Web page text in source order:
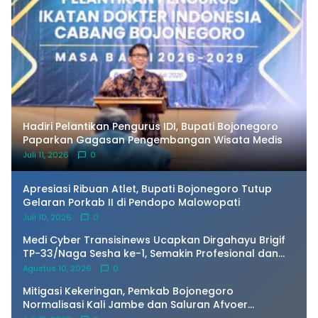
​Hadiri Pelantikan Pengurus IDI, Bupati Bojonegoro
Paparkan Gagasan Pengembangan Wisata Medis
Juli 11, 2026 0
Apresiasi Ribuan Atlet, Bupati Bojonegoro Tutup
Gelaran Porkab II di Pendopo Malowopati
Juli 10, 2026 0
Medi Cyber Transisinews Ucapkan Dirgahayu Brigif
TP-33/Naga Sesha ke-1, Semakin Profesional dan
Dekat dengan Masyarakat
Agustus 10, 2026 0
Mitigasi Kekeringan, Pemkab Bojonegoro
Normalisasi Kali Jambe dan Saluran Afvoer